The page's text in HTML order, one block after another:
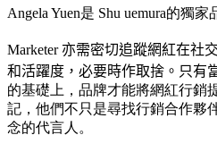
Angela Yuen是 Shu uemura的獨
Marketer 亦需密切追蹤網紅在社
和活躍度，必要時作取捨。只有
的基礎上，品牌才能將網紅行銷
記，他們不只是尋找行銷合作夥
念的代言人。